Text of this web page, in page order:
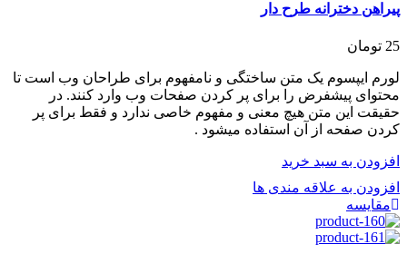
پیراهن دخترانه طرح دار
25 تومان
لورم ایپسوم یک متن ساختگی و نامفهوم برای طراحان وب است تا
محتوای پیشفرض را برای پر کردن صفحات وب وارد کنند. در
حقیقت این متن هیچ معنی و مفهوم خاصی ندارد و فقط برای پر
کردن صفحه از آن استفاده میشود .
افزودن به سبد خرید
افزودن به علاقه مندی ها
مقایسه